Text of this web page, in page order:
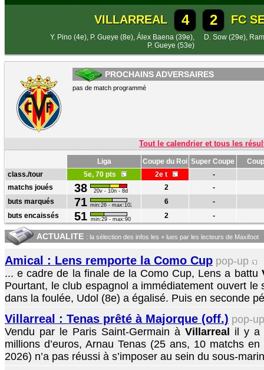
VILLARREAL 4 2 FC
Y. Pino (4e), P. Gueye (8e), Álex Baena (39e),
P. Gueye (53e)
D. Sow (29e),
PROCHAINS ADVERSAIRES
pas de match programmé
Tout le calendrier et tous les
Liga Coupe du Roi Super Coupe
class./tour
5e, 70 pts 2e t
-
matchs joués
38 20v - 10n - 8d 2
-
buts marqués
71 min:26 - max:102 6
-
buts encaissés
51 min:29 - max:90 2 -
ACTUALITE : la sélection des infos les + lues par les lecteurs de Maxifoot
Amical : Lens remporte la Como Cup pop-up
... e cadre de la finale de la Como Cup, Lens a battu
Pourtant, le club espagnol a immédiatement ouvert le
dans la foulée, Udol (8e) a égalisé. Puis en seconde
Villarreal : Tenas prêté à Majorque (off.) pop-
Vendu par le Paris Saint-Germain à Villarreal
il y a
millions d’euros, Arnau Tenas (25 ans, 10 matchs
2026) n’a pas réussi à s’imposer au sein du sous-